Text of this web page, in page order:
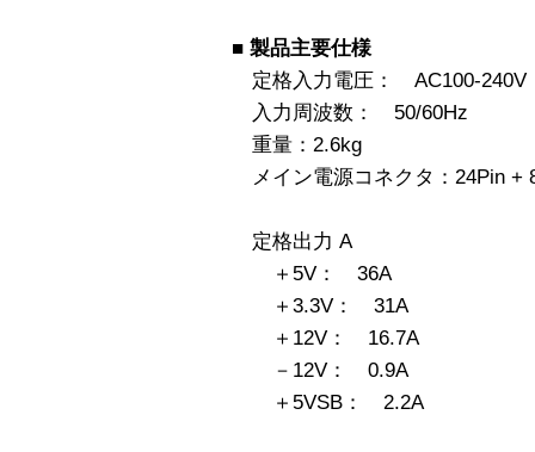
■ 製品主要仕様
定格入力電圧： AC100-240V
入力周波数： 50/60Hz
重量：2.6kg
メイン電源コネクタ：24Pin +
定格出力 A
＋5V： 36A
＋3.3V： 31A
＋12V： 16.7A
－12V： 0.9A
＋5VSB： 2.2A